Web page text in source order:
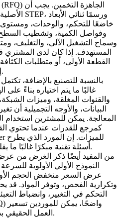
وفواصل الكمية، وتشطيب السطح،
وسماح التشغيل الآلي، والتغليف،
المستهدف. إذا كان لدى
القطعة الأولى، أو متطلبات
إرسالها قبل بدء مقارنة الأسعار.
بالنسبة للتصنيع بالإضافة،
غالبًا ما يتم اختياره بناءً
والقنوات المغلقة، وميزات
البيانات، والأوجه التجميلية أن
المعالجة. يمكن للمشترين استخدام
كمرجع للقدرات عندما تحتوي
أسئلة تقنية مبكرًا غالبًا ما يقلل المخاطر ولا يبطئ المشروع.
من المفيد أيضًا ذكر الغرض من
النموذج الأولي الأولوية
عرض السعر منخفض الحجم
وتكرارية الفحص، وتوفر المواد. قد
التحكم في التغيير، وانضباط
العمل الحقيقي بدلاً من التخمين من نموذج فقط.